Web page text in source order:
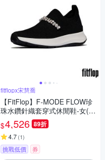
fitflopx宋慧喬
【FitFlop】F-MODE FLOW珍
珠水鑽針織套穿式休閒鞋-女(黑
色)
$4,526 89折
4.7(1)
挑戰低價 券